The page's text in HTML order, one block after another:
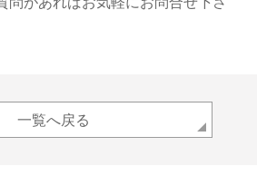
一覧へ戻る